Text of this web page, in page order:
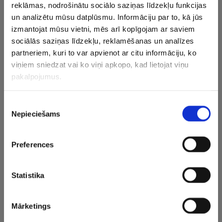
reklāmas, nodrošinātu sociālo saziņas līdzekļu funkcijas
un analizētu mūsu datplūsmu. Informāciju par to, kā jūs
izmantojat mūsu vietni, mēs arī kopīgojam ar saviem
sociālās saziņas līdzekļu, reklamēšanas un analīzes
partneriem, kuri to var apvienot ar citu informāciju, ko
viņiem sniedzat vai ko viņi apkopo, kad lietojat viņu
pakalpojumus.
izvēle
Nepieciešams
Preferences
Statistika
Mārketings